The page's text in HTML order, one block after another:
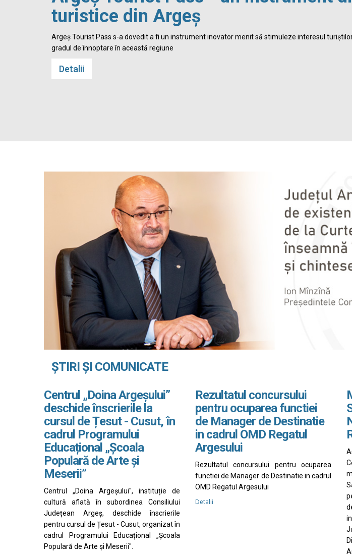
turistice din Argeș
Argeș Tourist Pass s-a dovedit a fi un instrument inovator menit să stimuleze interesul
gradul de înnoptare în această regiune
Detalii
ȘTIRI ȘI COMUNICATE
Centrul „Doina Argeșului”
deschide înscrierile la
cursul de Țesut - Cusut, în
cadrul Programului
Educațional „Școala
Populară de Arte și
Meserii”
Centrul „Doina Argeșului", instituție de
cultură aflată în subordinea Consiliului
Județean Argeș, deschide înscrierile
pentru cursul de Țesut - Cusut, organizat în
cadrul Programului Educațional „Școala
Populară de Arte și Meserii".
Rezultatul concursului
pentru ocuparea functiei
de Manager de Destinatie
in cadrul OMD Regatul
Argesului
Rezultatul concursului pentru ocuparea
functiei de Manager de Destinatie in cadrul
OMD Regatul Argesului
Detalii